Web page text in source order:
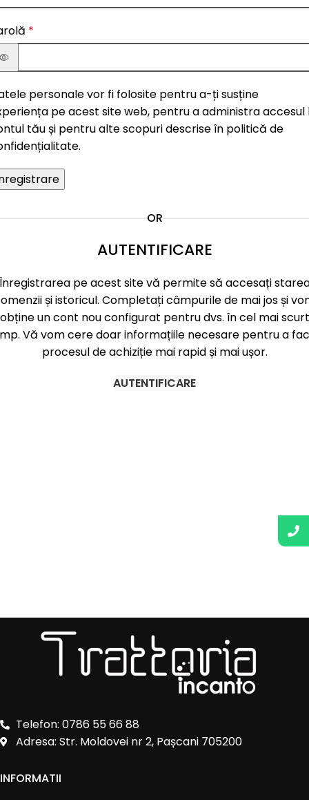
*
personale vor fi folosite pentru a-ți susține
pe acest site web, pentru a administra accesul
tău și pentru alte scopuri descrise în politică de
.
OR
AUTENTIFICARE
pe acest site vă permite să accesați
și istoricul. Completați câmpurile de mai jos și
obține un cont nou configurat pentru dvs. în cel mai scurt
Vă vom cere doar informațiile necesare pentru a
procesul de achiziție mai rapid și mai ușor.
AUTENTIFICARE
Telefon: 0786 55 66 88
Adresa: Str. Moldovei nr 2, Pașcani 705200
INFORMATII